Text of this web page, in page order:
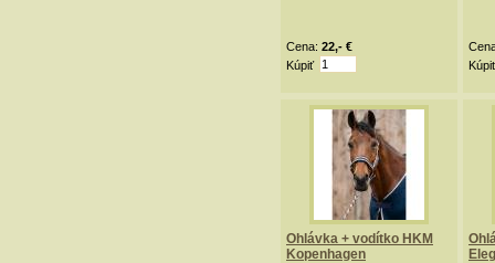
Cena: 22,- €
Kúpiť
Kúpiť
Ohlávka + vodítko HKM
Kopenhagen